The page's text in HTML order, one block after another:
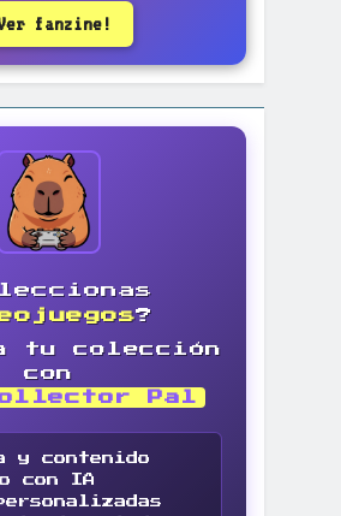
fanzine!
?
tu colección
con
Pal
y contenido
con IA